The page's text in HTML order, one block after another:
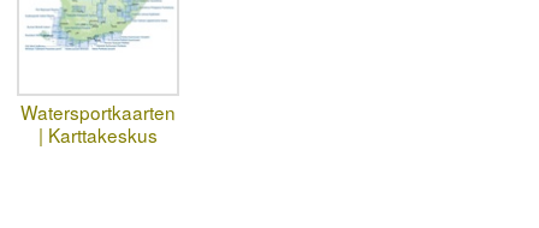
Watersportkaarten
| Karttakeskus